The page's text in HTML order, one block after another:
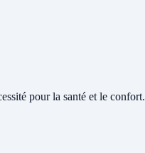
pour la santé et le confort.